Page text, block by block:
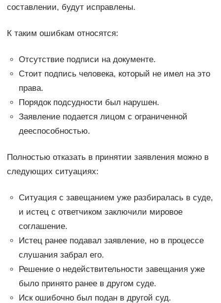
составлении, будут исправлены.
К таким ошибкам относятся:
Отсутствие подписи на документе.
Стоит подпись человека, который не имел на это
права.
Порядок подсудности был нарушен.
Заявление подается лицом с ограниченной
дееспособностью.
Полностью отказать в принятии заявления можно в
следующих ситуациях:
Ситуация с завещанием уже разбиралась в суде,
и истец с ответчиком заключили мировое
соглашение.
Истец ранее подавал заявление, но в процессе
слушания забрал его.
Решение о недействительности завещания уже
было принято ранее в другом суде.
Иск ошибочно был подан в другой суд.